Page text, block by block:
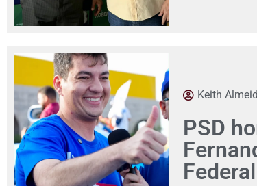
Keith
PSD
Federal